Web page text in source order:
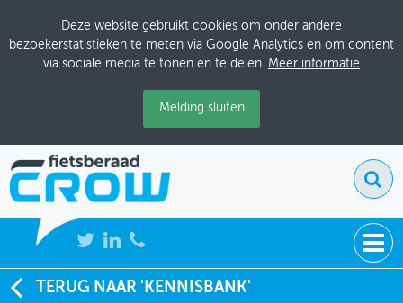
Deze website gebruikt cookies om onder andere
bezoekerstatistieken te meten via Google Analytics en om content
via sociale media te tonen en te delen. Meer informatie
Melding sluiten
NIEUWS
TERUG NAAR 'KENNISBANK'